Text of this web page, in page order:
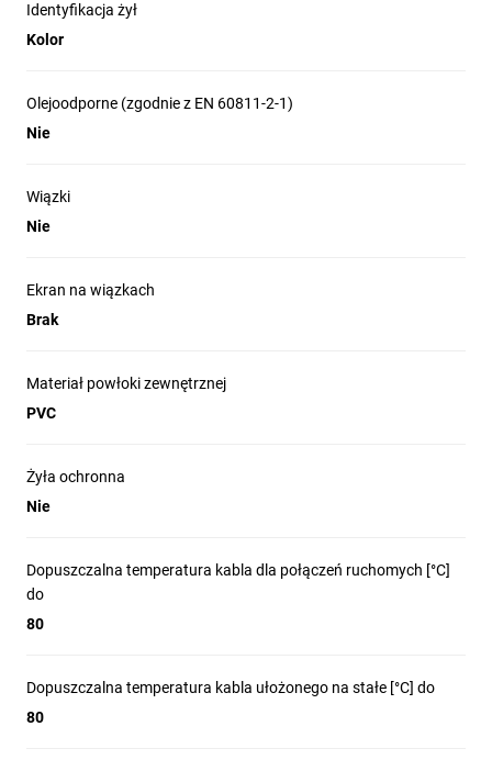
Identyfikacja żył
Kolor
Olejoodporne (zgodnie z EN 60811-2-1)
Nie
Wiązki
Nie
Ekran na wiązkach
Brak
Materiał powłoki zewnętrznej
PVC
Żyła ochronna
Nie
Dopuszczalna temperatura kabla dla połączeń ruchomych [°C]
do
80
Dopuszczalna temperatura kabla ułożonego na stałe [°C] do
80